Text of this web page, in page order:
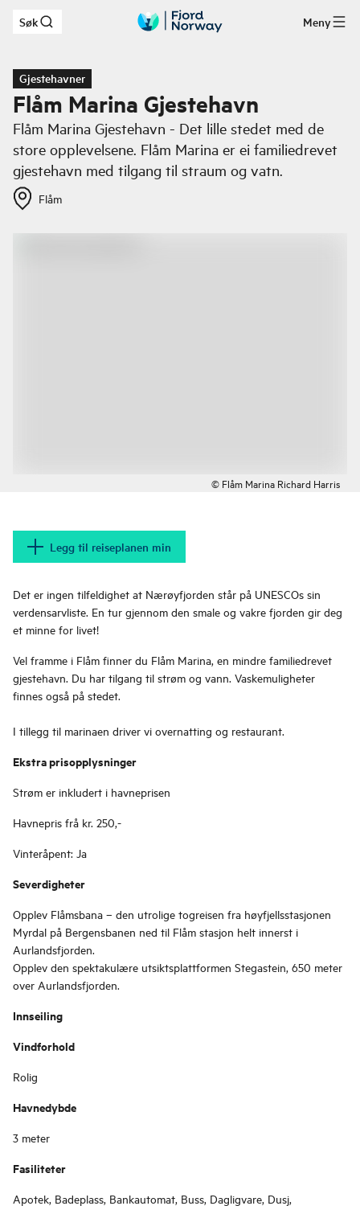
Hopp til hovedinnhold
Søk Meny
Gjestehavner
Flåm Marina Gjestehavn
Flåm Marina Gjestehavn - Det lille stedet med de
store opplevelsene. Flåm Marina er ei familiedrevet
gjestehavn med tilgang til straum og vatn.
Flåm
© Flåm Marina Richard Harris
Legg til reiseplanen min
Det er ingen tilfeldighet at Nærøyfjorden står på UNESCOs sin
verdensarvliste. En tur gjennom den smale og vakre fjorden gir deg
et minne for livet!
Vel framme i Flåm finner du Flåm Marina, en mindre familiedrevet
gjestehavn. Du har tilgang til strøm og vann. Vaskemuligheter
finnes også på stedet.
I tillegg til marinaen driver vi overnatting og restaurant.
Ekstra prisopplysninger
Strøm er inkludert i havneprisen
Havnepris frå kr. 250,-
Vinteråpent: Ja
Severdigheter
Opplev Flåmsbana – den utrolige togreisen fra høyfjellsstasjonen
Myrdal på Bergensbanen ned til Flåm stasjon helt innerst i
Aurlandsfjorden.
Opplev den spektakulære utsiktsplattformen Stegastein, 650 meter
over Aurlandsfjorden.
Innseiling
Vindforhold
Rolig
Havnedybde
3 meter
Fasiliteter
Apotek, Badeplass, Bankautomat, Buss, Dagligvare, Dusj,